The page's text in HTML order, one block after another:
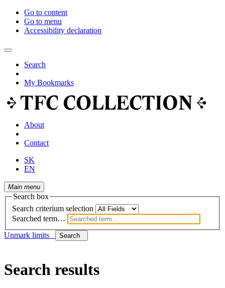
Go to content
Go to menu
Accessibility declaration
Search
My Bookmarks
About
Contact
SK
EN
Main menu
Search box
Search criterium selection
Searched term…
Unmark limits
Search
Search results